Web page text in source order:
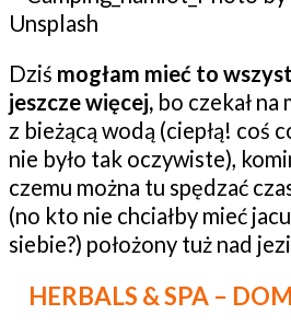
Dziś mogłam mieć to
jeszcze więcej, bo czekał
z bieżącą wodą (ciepłą! coś
nie było tak oczywiste),
czemu można tu spędzać
(no kto nie chciałby mieć
siebie?) położony tuż nad
HERBALS & SPA –